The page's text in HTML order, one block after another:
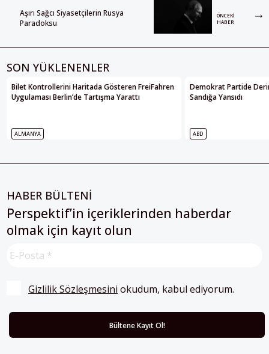
Aşırı Sağcı Siyasetçilerin Rusya
Paradoksu
ÖNCEKI
HABER
SON YÜKLENENLER
Bilet Kontrollerini Haritada Gösteren FreiFahren
Uygulaması Berlin’de Tartışma Yarattı
ALMANYA
Demokrat Partide
Sandığa Yansıdı
ABD
HABER BÜLTENİ
Perspektif’in içeriklerinden haberdar
olmak için kayıt olun
Gizlilik Sözleşmesini okudum, kabul ediyorum.